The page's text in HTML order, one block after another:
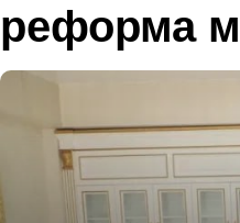
реформа